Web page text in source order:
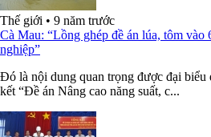
Thế giới • 9 năm trước
Cà Mau: “Lồng ghép đề án lúa, tôm vào
nghiệp”
Đó là nội dung quan trọng được đại biểu
kết “Đề án Nâng cao năng suất, c...